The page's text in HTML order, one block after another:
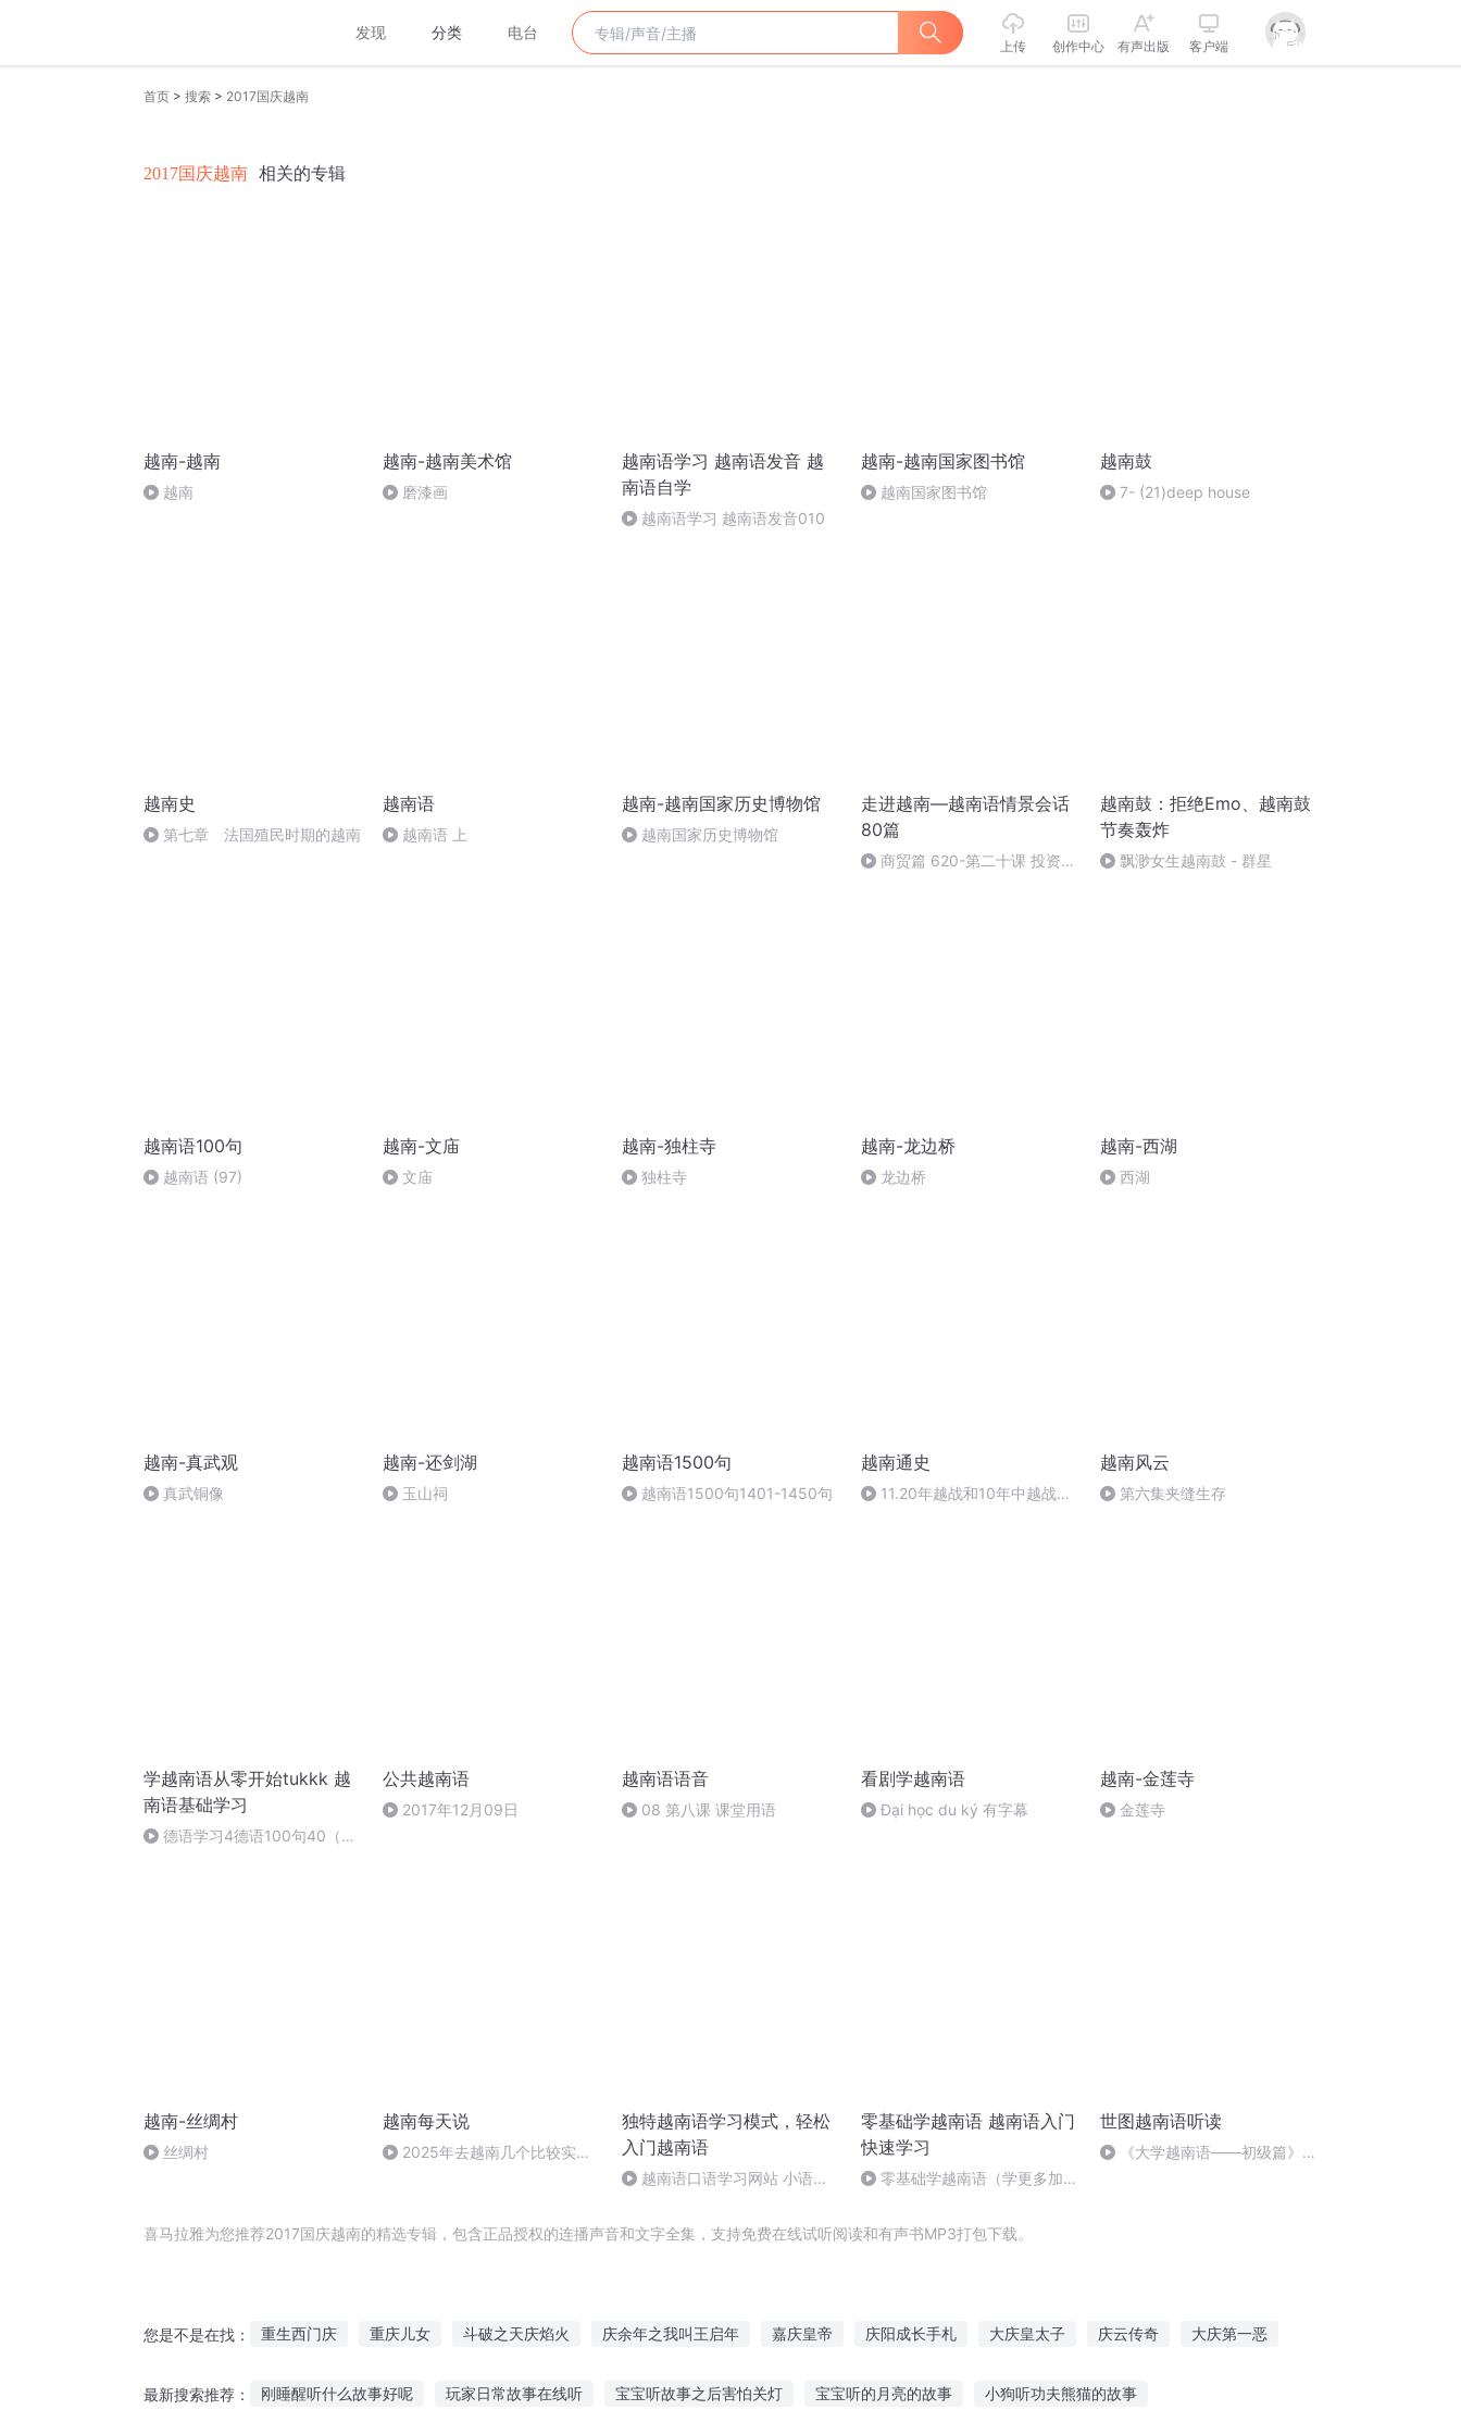
发现 分类 电台
上传 创作中心 有声出版 客户端
首页 > 搜索 > 2017国庆越南
2017国庆越南 相关的专辑
越南-越南
越南
越南-越南美术馆
磨漆画
越南语学习 越南语发音 越
南语自学
越南语学习 越南语发音010
越南-越南国家图书馆
越南国家图书馆
越南鼓
7- (21)deep house
越南史
第七章 法国殖民时期的越南
越南语
越南语 上
越南-越南国家历史博物馆
越南国家历史博物馆
走进越南—越南语情景会话
80篇
商贸篇 620-第二十课 投资洽
越南鼓：拒绝Emo、越南鼓
节奏轰炸
飘渺女生越南鼓 - 群星
越南语100句
越南语 (97)
越南-文庙
文庙
越南-独柱寺
独柱寺
越南-龙边桥
龙边桥
越南-西湖
西湖
越南-真武观
真武铜像
越南-还剑湖
玉山祠
越南语1500句
越南语1500句1401-1450句
越南通史
11.20年越战和10年中越战
越南风云
第六集夹缝生存
学越南语从零开始tukkk 越
南语基础学习
德语学习4德语100句40（小
公共越南语
2017年12月09日
越南语语音
08 第八课 课堂用语
看剧学越南语
Đại học du ký 有字幕
越南-金莲寺
金莲寺
越南-丝绸村
丝绸村
越南每天说
2025年去越南几个比较实用
独特越南语学习模式，轻松
入门越南语
越南语口语学习网站 小语种
零基础学越南语 越南语入门
快速学习
零基础学越南语（学更多加微
世图越南语听读
《大学越南语——初级篇》听
喜马拉雅为您推荐2017国庆越南的精选专辑，包含正品授权的连播声音和文字全集，支持免费在线试听阅读和有声书MP3打包下载。
您是不是在找： 重生西门庆 重庆儿女 斗破之天庆焰火 庆余年之我叫王启年 嘉庆皇帝 庆阳成长手札 大庆皇太子 庆云传奇 大庆第一恶
最新搜索推荐： 刚睡醒听什么故事好呢 玩家日常故事在线听 宝宝听故事之后害怕关灯 宝宝听的月亮的故事 小狗听功夫熊猫的故事